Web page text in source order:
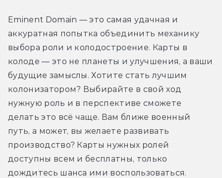
Eminent Domain — это самая удачная и
аккуратная попытка объединить механику
выбора роли и колодостроение. Карты в
колоде — это не планеты и улучшения, а ваши
будущие замыслы. Хотите стать лучшим
колонизатором? Выбирайте в свой ход
нужную роль и в перспективе сможете
делать это всё чаще. Вам ближе военный
путь, а может, вы желаете развивать
производство? Карты нужных ролей
доступны всем и бесплатны, только
дождитесь шанса ими воспользоваться.